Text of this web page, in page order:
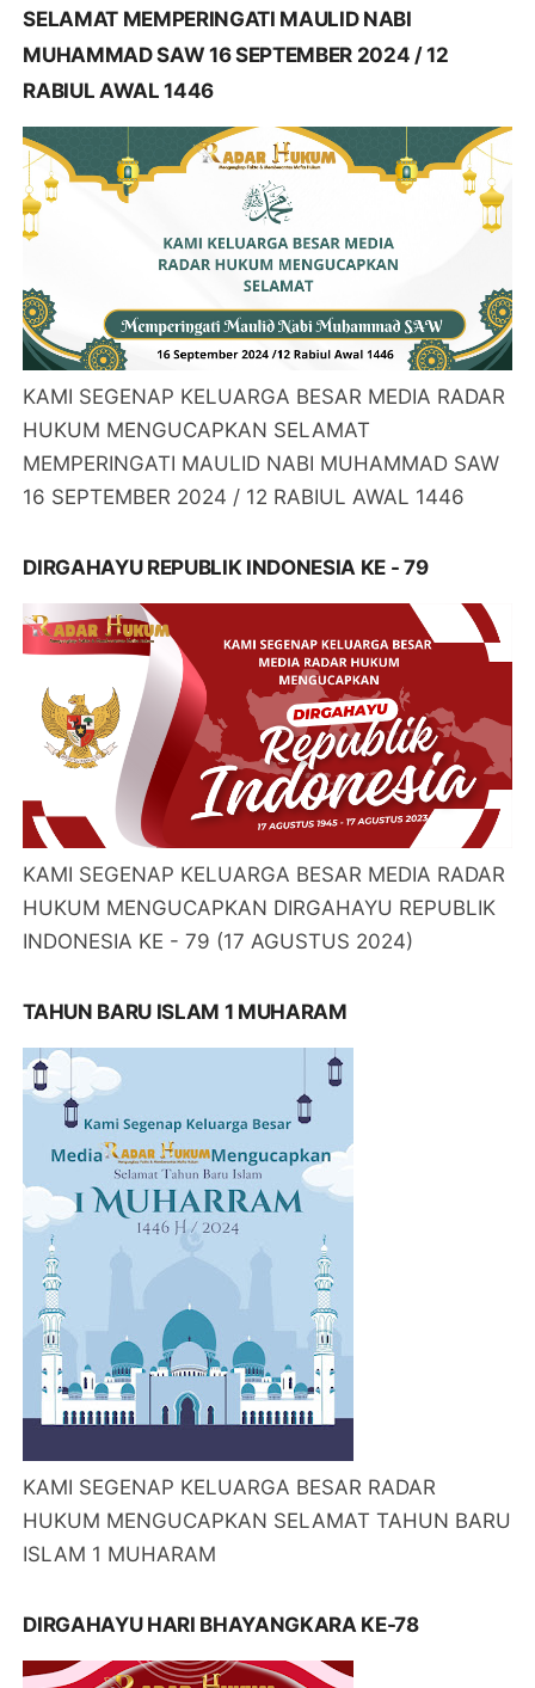
SELAMAT MEMPERINGATI MAULID NABI
MUHAMMAD SAW 16 SEPTEMBER 2024 / 12
RABIUL AWAL 1446
KAMI SEGENAP KELUARGA BESAR MEDIA RADAR
HUKUM MENGUCAPKAN SELAMAT
MEMPERINGATI MAULID NABI MUHAMMAD SAW
16 SEPTEMBER 2024 / 12 RABIUL AWAL 1446
DIRGAHAYU REPUBLIK INDONESIA KE - 79
KAMI SEGENAP KELUARGA BESAR MEDIA RADAR
HUKUM MENGUCAPKAN DIRGAHAYU REPUBLIK
INDONESIA KE - 79 (17 AGUSTUS 2024)
TAHUN BARU ISLAM 1 MUHARAM
KAMI SEGENAP KELUARGA BESAR RADAR
HUKUM MENGUCAPKAN SELAMAT TAHUN BARU
ISLAM 1 MUHARAM
DIRGAHAYU HARI BHAYANGKARA KE-78